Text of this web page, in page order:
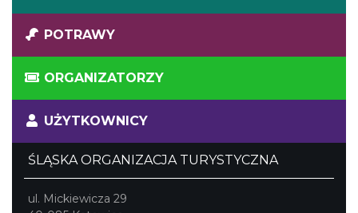
POTRAWY
ORGANIZATORZY
UŻYTKOWNICY
ŚLĄSKA ORGANIZACJA TURYSTYCZNA
ul. Mickiewicza 29